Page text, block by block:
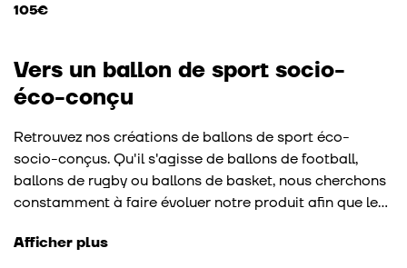
105€
Vers un ballon de sport socio-
éco-conçu
Retrouvez nos créations de ballons de sport éco-
socio-conçus. Qu'il s'agisse de ballons de football,
ballons de rugby ou ballons de basket, nous cherchons
constamment à faire évoluer notre produit afin que le
responsabilité. Grâce à notre R&D, vous pourrez ainsi
Afficher plus